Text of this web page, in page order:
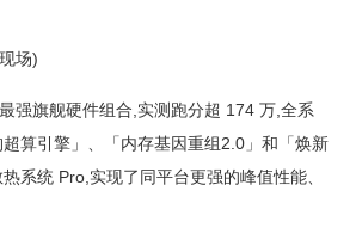
场)
强旗舰硬件组合,实测跑分超 174 万,全系
算引擎」、「内存基因重组2.0」和「焕新
系统 Pro,实现了同平台更强的峰值性能、